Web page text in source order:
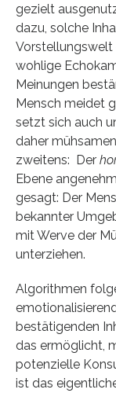
gezielt
dazu, solche
Vorstellungswelt
wohlige
Meinungen
Mensch meidet
setzt sich auch
daher
zweitens: Der
Ebene
gesagt: Der
bekannter
mit Werve der
unterziehen.
Algorithmen
bestätigenden
das ermöglicht,
potenzielle
ist das